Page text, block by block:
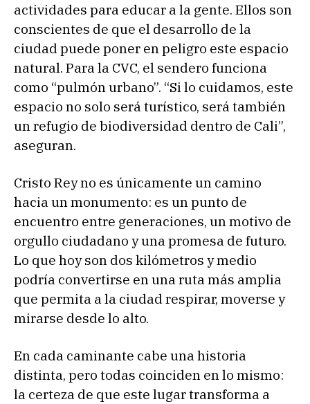
actividades para educar a la gente. Ellos son
conscientes de que el desarrollo de la
ciudad puede poner en peligro este espacio
natural. Para la CVC, el sendero funciona
como “pulmón urbano”. “Si lo cuidamos, este
espacio no solo será turístico, será también
un refugio de biodiversidad dentro de Cali”,
aseguran.
Cristo Rey no es únicamente un camino
hacia un monumento: es un punto de
encuentro entre generaciones, un motivo de
orgullo ciudadano y una promesa de futuro.
Lo que hoy son dos kilómetros y medio
podría convertirse en una ruta más amplia
que permita a la ciudad respirar, moverse y
mirarse desde lo alto.
En cada caminante cabe una historia
distinta, pero todas coinciden en lo mismo:
la certeza de que este lugar transforma a